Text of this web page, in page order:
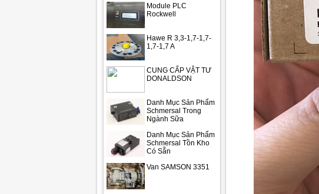
Module PLC
Rockwell
Hawe R 3,3-1,7-1,7-
1,7-1,7 A
CUNG CẤP VẬT TƯ
DONALDSON
Danh Mục Sản Phẩm
Schmersal Trong
Ngành Sữa
Danh Mục Sản Phẩm
Schmersal Tồn Kho
Có Sẵn
Van SAMSON 3351